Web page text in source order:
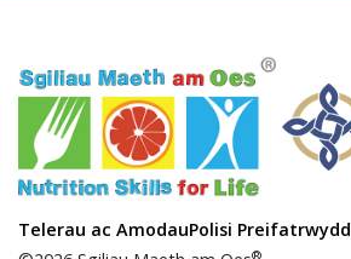
Telerau ac AmodauPolisi Preifatrwydd
®